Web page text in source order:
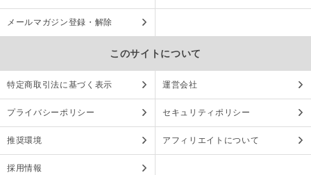
メールマガジン登録・解除
このサイトについて
特定商取引法に基づく表示 運営会社
プライバシーポリシー セキュリティポリシー
推奨環境 アフィリエイトについて
採用情報